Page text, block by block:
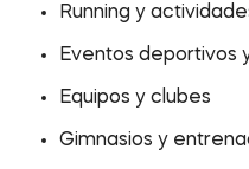
Running y
Eventos deportivos
Equipos y clubes
Gimnasios y